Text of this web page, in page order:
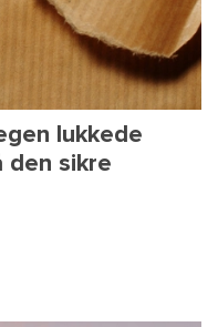
lukkede
den sikre
JO VORES EGEN LUKKEDE